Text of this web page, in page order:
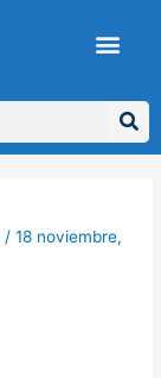
/18 noviembre,